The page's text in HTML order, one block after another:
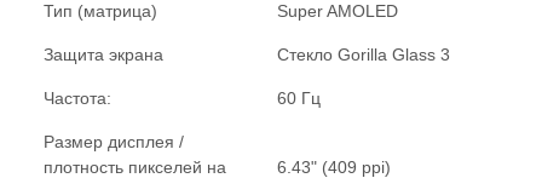
Тип (матрица) Super AMOLED
Защита экрана Стекло Gorilla Glass 3
Частота: 60 Гц
Размер дисплея /
плотность пикселей на
6.43" (409 ppi)